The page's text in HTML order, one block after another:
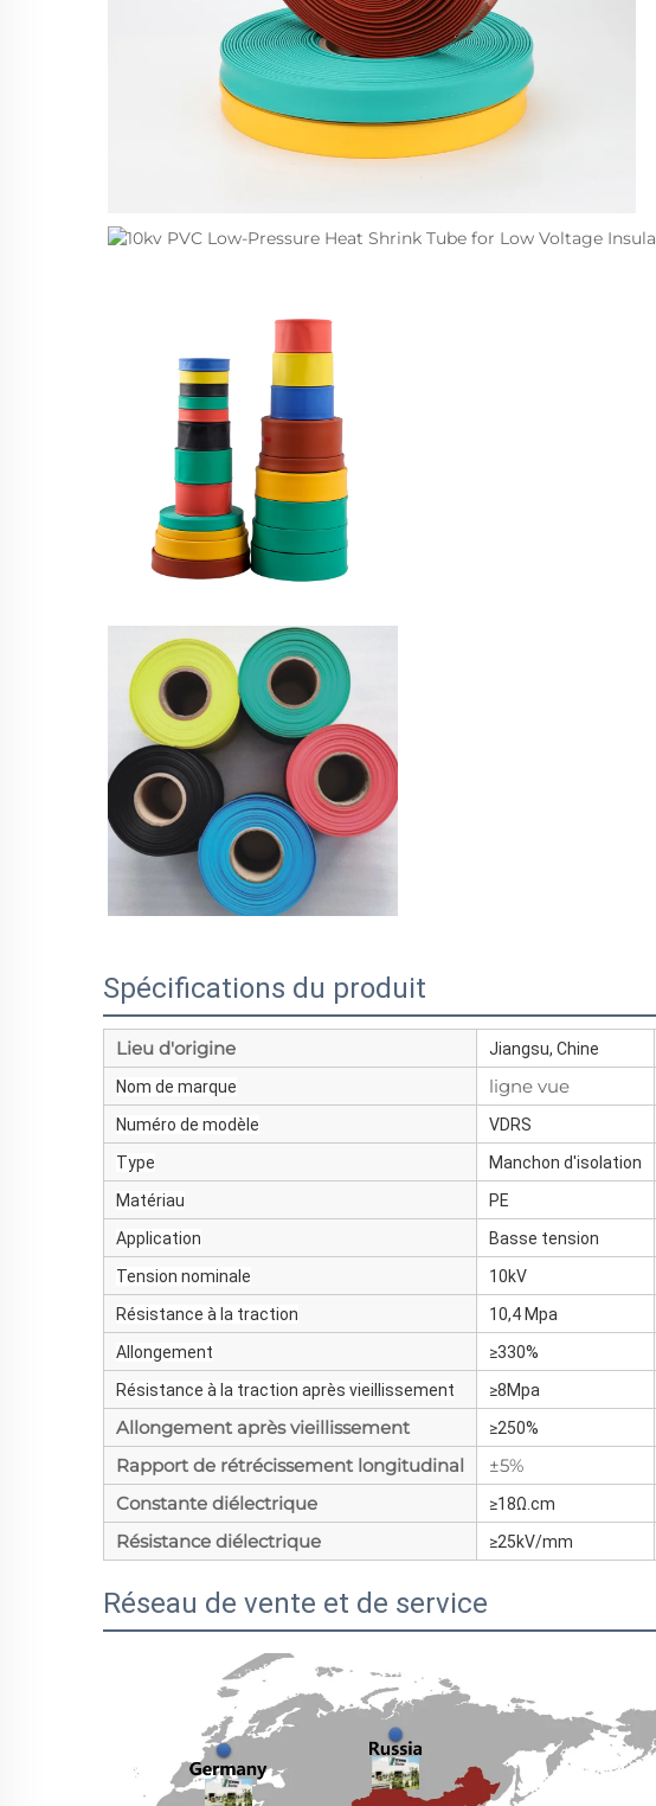
Spécifications du produit
Lieu d'origine
Jiangsu, Chine
Nom de marque
ligne vue
Numéro de modèle
VDRS
Type
Manchon d'isolation
Matériau
PE
Application
Basse tension
Tension nominale
10kV
Résistance à la traction
10,4 Mpa
Allongement
≥330%
Résistance à la traction après vieillissement
≥8Mpa
Allongement après vieillissement ≥250%
Rapport de rétrécissement longitudinal
±5%
Constante diélectrique
≥18Ω.cm
Résistance diélectrique ≥25kV/mm
Réseau de vente et de service